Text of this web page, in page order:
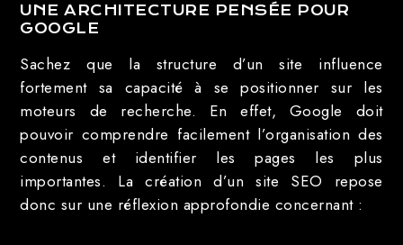
UNE ARCHITECTURE PENSÉE POUR
GOOGLE
Sachez que la structure d’un site influence
fortement sa capacité à se positionner sur les
moteurs de recherche. En effet, Google doit
pouvoir comprendre facilement l’organisation des
contenus et identifier les pages les plus
importantes. La création d’un site SEO repose
donc sur une réflexion approfondie concernant :